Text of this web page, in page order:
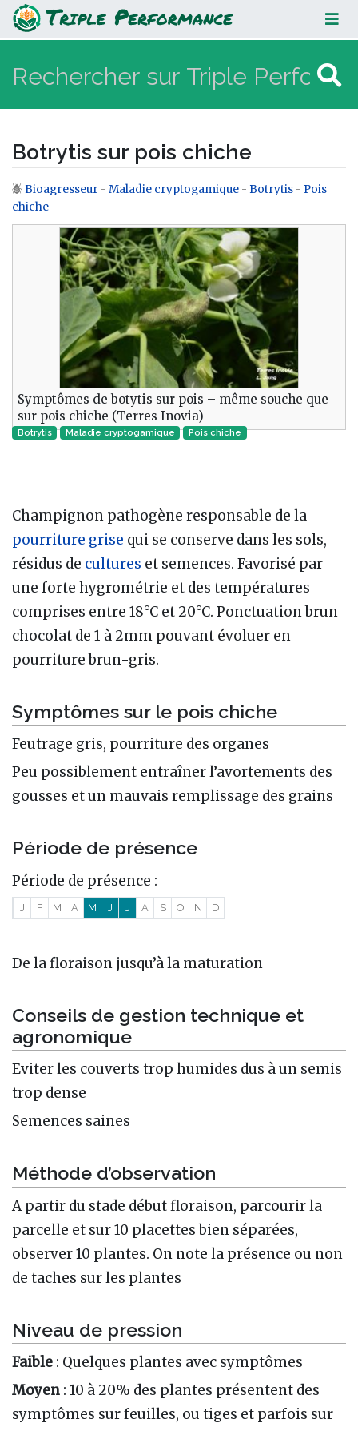
Botrytis sur pois chiche
Botrytis sur pois chiche
Aller à :navigation,rechercher
Bioagresseur - Maladie cryptogamique - Botrytis - Pois
chiche
Symptômes de botytis sur pois – même souche que
sur pois chiche (Terres Inovia)
Botrytis Maladie cryptogamique‎ Pois chiche
Champignon pathogène responsable de la
pourriture grise qui se conserve dans les sols,
résidus de cultures et semences. Favorisé par
une forte hygrométrie et des températures
comprises entre 18°C et 20°C. Ponctuation brun
chocolat de 1 à 2mm pouvant évoluer en
pourriture brun-gris.
Symptômes sur le pois chiche
Feutrage gris, pourriture des organes
Peu possiblement entraîner l’avortements des
gousses et un mauvais remplissage des grains
Période de présence
Période de présence :
J F M A M J J A S O N D
De la floraison jusqu’à la maturation
Conseils de gestion technique et
agronomique
Eviter les couverts trop humides dus à un semis
trop dense
Semences saines
Méthode d’observation
A partir du stade début floraison, parcourir la
parcelle et sur 10 placettes bien séparées,
observer 10 plantes. On note la présence ou non
de taches sur les plantes
Niveau de pression
Faible : Quelques plantes avec symptômes
Moyen : 10 à 20% des plantes présentent des
symptômes sur feuilles, ou tiges et parfois sur